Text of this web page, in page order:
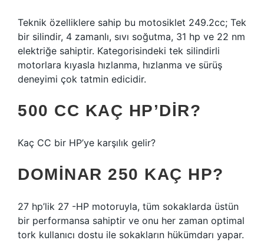
Teknik özelliklere sahip bu motosiklet 249.2cc; Tek
bir silindir, 4 zamanlı, sıvı soğutma, 31 hp ve 22 nm
elektriğe sahiptir. Kategorisindeki tek silindirli
motorlara kıyasla hızlanma, hızlanma ve sürüş
deneyimi çok tatmin edicidir.
500 CC KAÇ HP’DIR?
Kaç CC bir HP’ye karşılık gelir?
DOMINAR 250 KAÇ HP?
27 hp’lik 27 -HP motoruyla, tüm sokaklarda üstün
bir performansa sahiptir ve onu her zaman optimal
tork kullanıcı dostu ile sokakların hükümdarı yapar.